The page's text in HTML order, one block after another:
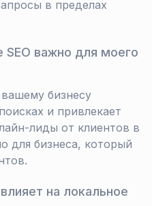
в пределах
SEO важно для моего
бизнесу
и привлекает
лиды от клиентов в
для бизнеса, который
на локальное